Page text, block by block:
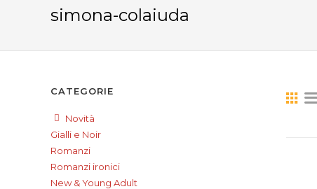
simona-colaiuda
CATEGORIE
Novità
Gialli e Noir
Romanzi
Romanzi ironici
New & Young Adult